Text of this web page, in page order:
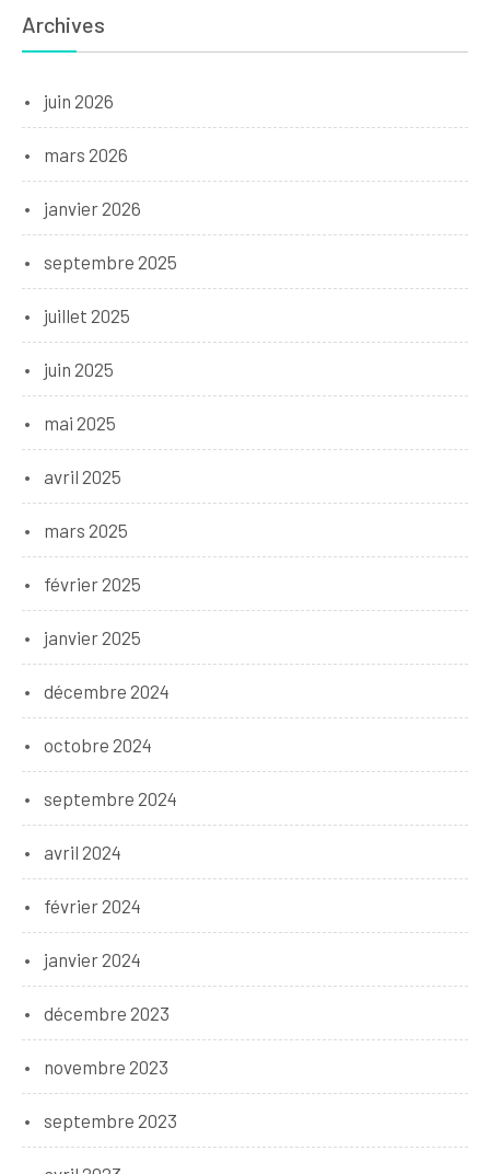
Archives
juin 2026
mars 2026
janvier 2026
septembre 2025
juillet 2025
juin 2025
mai 2025
avril 2025
mars 2025
février 2025
janvier 2025
décembre 2024
octobre 2024
septembre 2024
avril 2024
février 2024
janvier 2024
décembre 2023
novembre 2023
septembre 2023